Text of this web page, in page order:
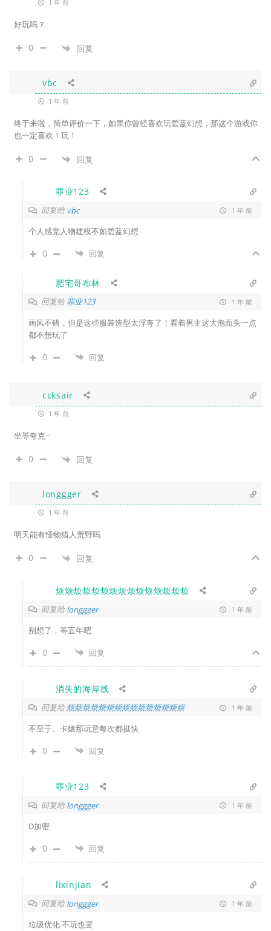
1 年 前
好玩吗？
0 回复
vbc
1 年 前
终于来啦，简单评价一下，如果你曾经喜欢玩碧蓝幻想，那这个游戏你
也一定喜欢！玩！
0 回复
罪业123
回复给vbc 1 年 前
个人感觉人物建模不如碧蓝幻想
0 回复
肥宅哥布林
回复给罪业123 1 年 前
画风不错，但是这些服装造型太浮夸了！看着男主这大泡面头一点
都不想玩了
0 回复
ccksair
1 年 前
坐等夸克~
0 回复
longgger
1 年 前
明天能有怪物猎人荒野吗
0 回复
烦烦烦烦烦烦烦烦烦烦烦烦烦烦烦
回复给longgger 1 年 前
别想了，等五年吧
0 回复
消失的海岸线
回复给烦烦烦烦烦烦烦烦烦烦烦烦烦烦烦 1 年 前
不至于。卡婊那玩意每次都挺快
0 回复
罪业123
回复给longgger 1 年 前
D加密
0 回复
lixinjian
回复给longgger 1 年 前
垃圾优化 不玩也罢